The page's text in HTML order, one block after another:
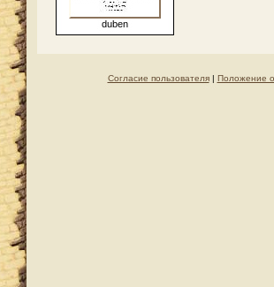
duben
Согласие пользователя| Положение